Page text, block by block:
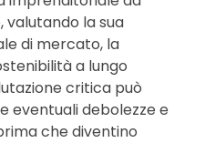
la sua
di mercato, la
a lungo
critica può
eventuali debolezze e
che diventino